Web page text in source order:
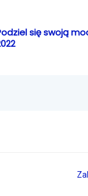
się swoją